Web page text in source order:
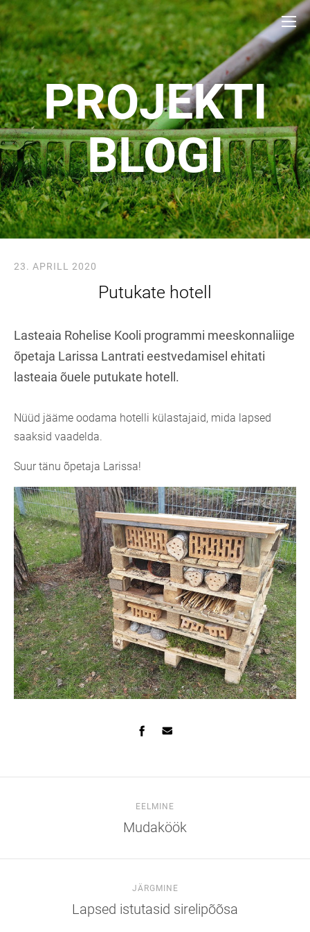
PROJEKTI
BLOGI
23. APRILL 2020
Putukate hotell
Lasteaia Rohelise Kooli programmi meeskonnaliige
õpetaja Larissa Lantrati eestvedamisel ehitati
lasteaia õuele putukate hotell.
Nüüd jääme oodama hotelli külastajaid, mida lapsed
saaksid vaadelda.
Suur tänu õpetaja Larissa!
EELMINE
Mudaköök
JÄRGMINE
Lapsed istutasid sirelipõõsa